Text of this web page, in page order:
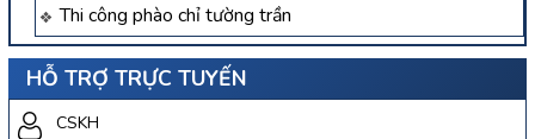
Thi công phào chỉ tường trần
HỖ TRỢ TRỰC TUYẾN
CSKH